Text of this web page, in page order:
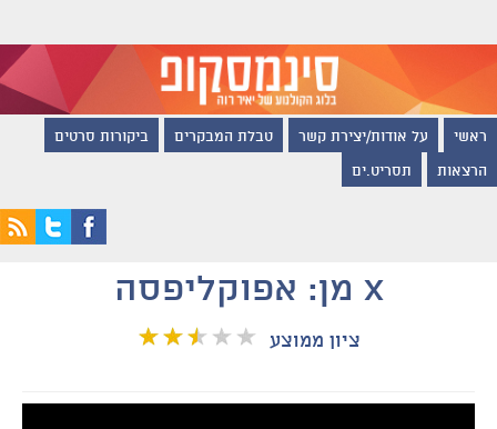
ראשי על אודות/יצירת קשר טבלת המבקרים ביקורות סרטים
הרצאות תסריט.ים
X מן: אפוקליפסה
ציון ממוצע